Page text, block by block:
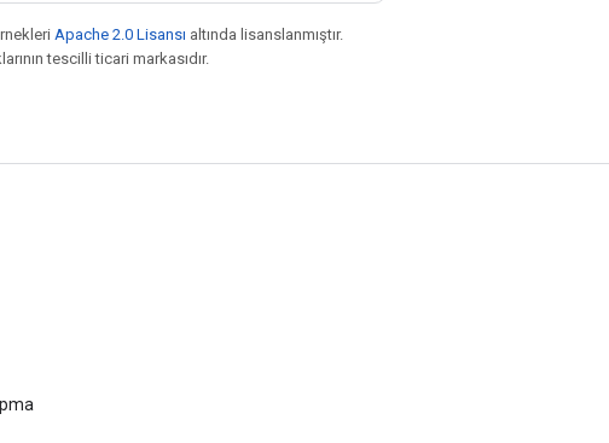
Apache 2.0 Lisansı altında lisanslanmıştır.
tescilli ticari markasıdır.